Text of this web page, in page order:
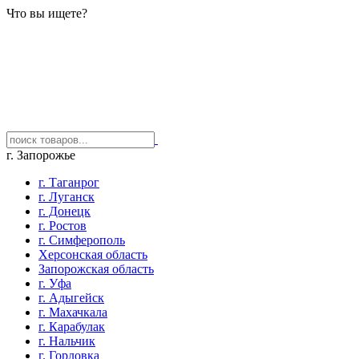
Что вы ищете?
г. Запорожье
г. Таганрог
г. Луганск
г. Донецк
г. Ростов
г. Симферополь
Херсонская область
Запорожская область
г. Уфа
г. Адыгейск
г. Махачкала
г. Карабулак
г. Нальчик
г. Горловка